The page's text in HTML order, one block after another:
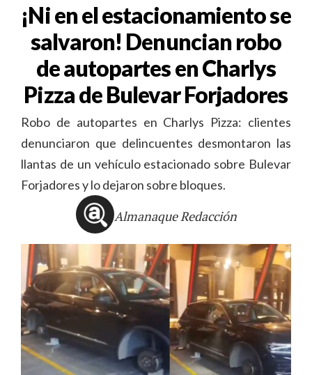
¡Ni en el estacionamiento se
salvaron! Denuncian robo
de autopartes en Charlys
Pizza de Bulevar Forjadores
Robo de autopartes en Charlys Pizza: clientes
denunciaron que delincuentes desmontaron las
llantas de un vehículo estacionado sobre Bulevar
Forjadores y lo dejaron sobre bloques.
Almanaque Redacción